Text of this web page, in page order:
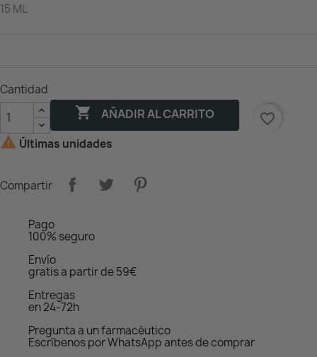
15 ML
Cantidad
 AÑADIR AL CARRITO
favorite_border
 Últimas unidades
Compartir
Pago
100% seguro
Envío
gratis a partir de 59€
Entregas
en 24-72h
Pregunta a un farmacéutico
Escríbenos por WhatsApp antes de comprar